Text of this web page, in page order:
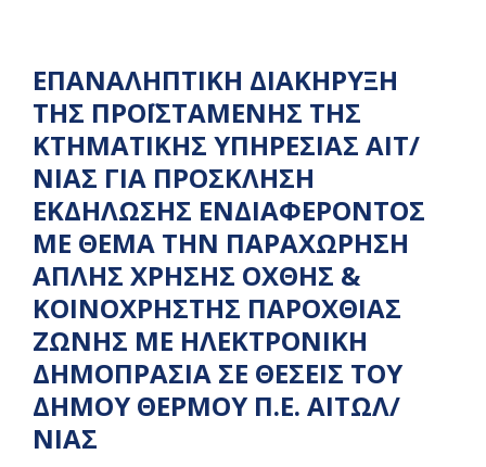
ΕΠΑΝΑΛΗΠΤΙΚΗ ΔΙΑΚΗΡΥΞΗ
ΤΗΣ ΠΡΟΪΣΤΑΜΕΝΗΣ ΤΗΣ
ΚΤΗΜΑΤΙΚΗΣ ΥΠΗΡΕΣΙΑΣ ΑΙΤ/
ΝΙΑΣ ΓΙΑ ΠΡΟΣΚΛΗΣΗ
ΕΚΔΗΛΩΣΗΣ ΕΝΔΙΑΦΕΡΟΝΤΟΣ
ΜΕ ΘΕΜΑ ΤΗΝ ΠΑΡΑΧΩΡΗΣΗ
ΑΠΛΗΣ ΧΡΗΣΗΣ ΟΧΘΗΣ &
ΚΟΙΝΟΧΡΗΣΤΗΣ ΠΑΡΟΧΘΙΑΣ
ΖΩΝΗΣ ΜΕ ΗΛΕΚΤΡΟΝΙΚΗ
ΔΗΜΟΠΡΑΣΙΑ ΣΕ ΘΕΣΕΙΣ ΤΟΥ
ΔΗΜΟΥ ΘΕΡΜΟΥ Π.Ε. ΑΙΤΩΛ/
ΝΙΑΣ